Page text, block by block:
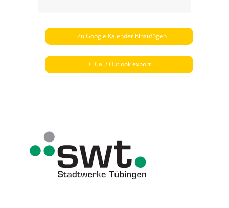
+ Zu Google Kalender hinzufügen
+ iCal / Outlook export